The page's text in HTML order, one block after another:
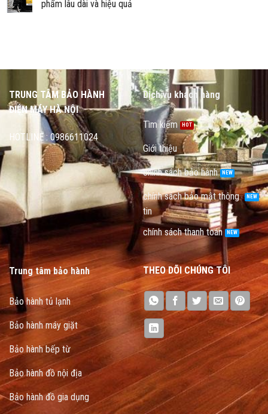
phẩm lâu dài và hiệu quả
TRUNG TÂM BẢO HÀNH
ĐIỆN MÁY HÀ NỘI
HOTLINE : 0986611024
Dịch vụ khách hàng
Tìm kiếm
Giới thiệu
chính sách bảo hành
chính sách bảo mật thông
tin
chính sách thanh toán
Trung tâm bảo hành
Bảo hành tủ lạnh
Bảo hành máy giặt
Bảo hành bếp từ
Bảo hành đồ nội địa
Bảo hành đồ gia dụng
THEO DÕI CHÚNG TÔI